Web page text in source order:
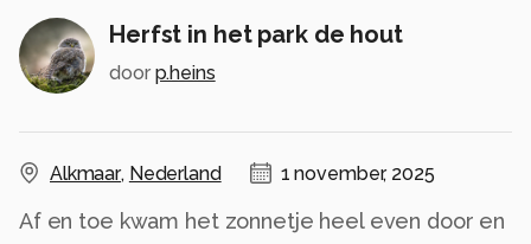
Herfst in het park de hout
door p.heins
Alkmaar, Nederland 1 november, 2025
Af en toe kwam het zonnetje heel even door en